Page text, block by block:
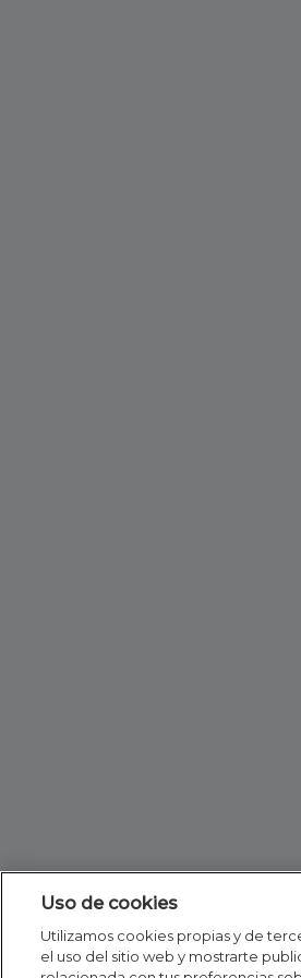
Uso de cookies
Utilizamos cookies propias y de
el uso del sitio web y mostrarte